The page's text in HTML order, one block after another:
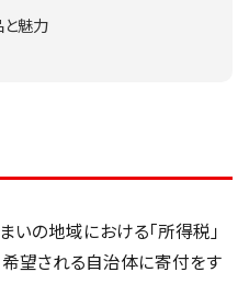
魅力
いの地域における「所得税」
希望される自治体に寄付をす